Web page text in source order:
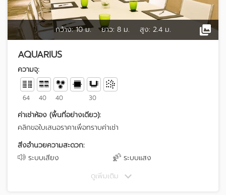
กว้าง: 10 ม. ยาว: 8 ม. สูง: 2.4 ม.
AQUARIUS
ความจุ:
64 40 40 30
ค่าเช่าห้อง (พื้นที่อย่างเดียว):
คลิกขอใบเสนอราคาเพื่อทราบค่าเช่า
สิ่งอำนวยความสะดวก:
ระบบเสียง
ระบบแสง
ดูเพิ่มเติม